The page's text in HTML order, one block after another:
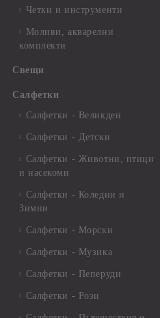
Четки и инструменти
Моливи, акварелни
комплекти
Свещи
Салфетки
Салфетки - Великден
Салфетки - Детски
Салфетки - Животни, птици
и насекоми
Салфетки - Коледни и
Зимни
Салфетки - Морски
Салфетки - Музика
Салфетки - Пеперуди
Салфетки - Рози